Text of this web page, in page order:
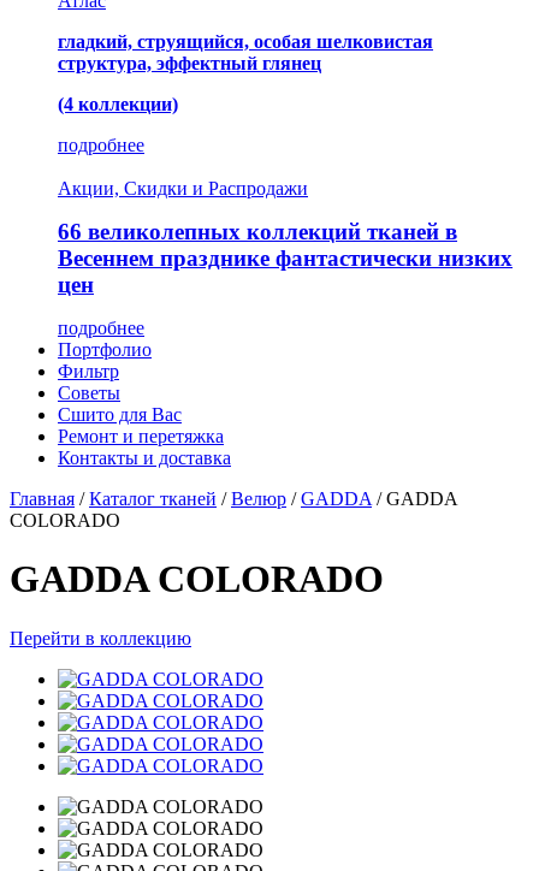
гладкий, струящийся, особая шелковистая
структура, эффектный глянец
(4 коллекции)
подробнее
Акции, Скидки и Распродажи
66 великолепных коллекций тканей в
Весеннем празднике фантастически низких
цен
подробнее
Портфолио
Фильтр
Советы
Сшито для Вас
Ремонт и перетяжка
Контакты и доставка
Главная / Каталог тканей / Велюр / GADDA / GADDA
COLORADO
GADDA COLORADO
Перейти в коллекцию